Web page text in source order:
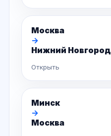
Москва
→
Нижний Новгород
Открыть
Минск
→
Москва